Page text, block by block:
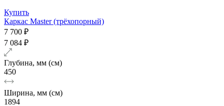
Купить
Каркас Master (трёхопорный)
7 700 ₽
7 084 ₽
Глубина, мм (см)
450
Ширина, мм (см)
1894